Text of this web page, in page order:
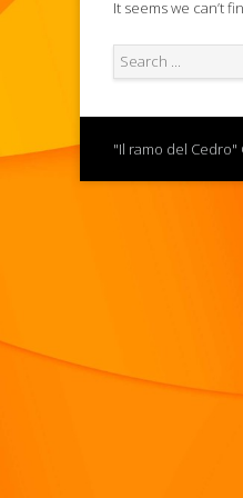
It seems we can’t
"Il ramo del Cedro"